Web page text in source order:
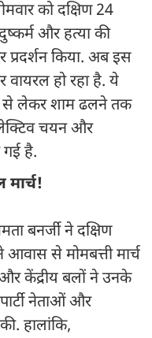
को दक्षिण 24
और हत्या की
किया. अब इस
वायरल हो रहा है. ये
से लेकर शाम ढलने तक
चयन और
है.
बनर्जी ने दक्षिण
से मोमबत्ती मार्च
केंद्रीय बलों ने उनके
नेताओं और
हालांकि,